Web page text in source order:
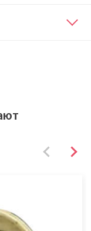
Алюминий